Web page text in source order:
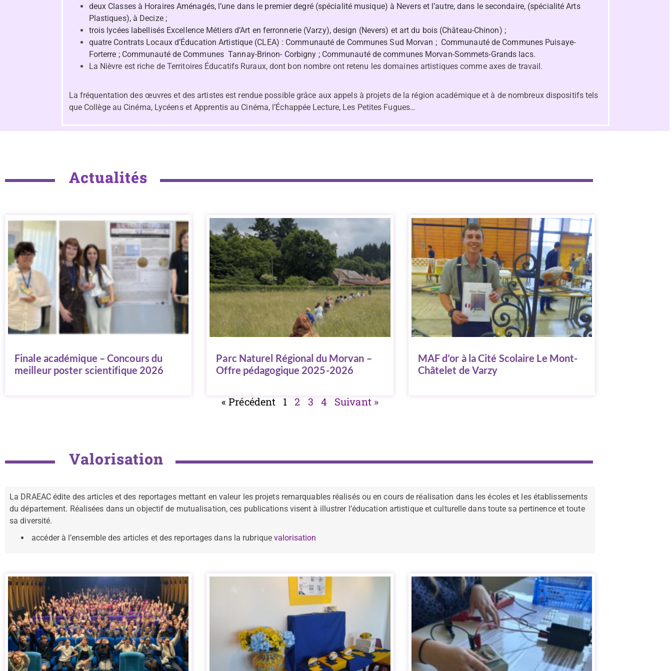
deux Classes à Horaires Aménagés, l’une dans le premier degré (spécialité musique) à Nevers et l’autre, dans le secondaire, (spécialité Arts
Plastiques), à Decize ;
trois lycées labellisés Excellence Métiers d’Art en ferronnerie (Varzy), design (Nevers) et art du bois (Château-Chinon) ;
quatre Contrats Locaux d’Éducation Artistique (CLEA) : Communauté de Communes Sud Morvan ; Communauté de Communes Puisaye-
Forterre ; Communauté de Communes Tannay-Brinon- Corbigny ; Communauté de communes Morvan-Sommets-Grands lacs.
La Nièvre est riche de Territoires Éducatifs Ruraux, dont bon nombre ont retenu les domaines artistiques comme axes de travail.
La fréquentation des œuvres et des artistes est rendue possible grâce aux appels à projets de la région académique et à de nombreux dispositifs tels
que Collège au Cinéma, Lycéens et Apprentis au Cinéma, l’Échappée Lecture, Les Petites Fugues…
Actualités
Finale académique – Concours du
meilleur poster scientifique 2026
Parc Naturel Régional du Morvan –
Offre pédagogique 2025-2026
MAF d’or à la Cité Scolaire Le Mont-
Châtelet de Varzy
« Précédent 1 2 3 4 Suivant »
Valorisation
La DRAEAC édite des articles et des reportages mettant en valeur les projets remarquables réalisés ou en cours de réalisation dans les écoles et les établissements
du département. Réalisées dans un objectif de mutualisation, ces publications visent à illustrer l’éducation artistique et culturelle dans toute sa pertinence et toute
sa diversité.
accéder à l’ensemble des articles et des reportages dans la rubriquevalorisation